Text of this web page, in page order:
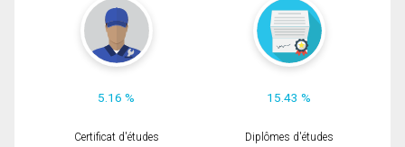
5.16 % 15.43 %
Certificat d'études
Diplômes d'études